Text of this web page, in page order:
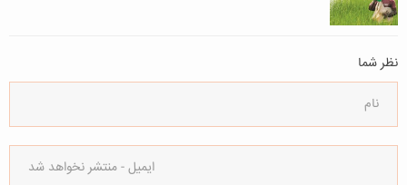
نظر شما